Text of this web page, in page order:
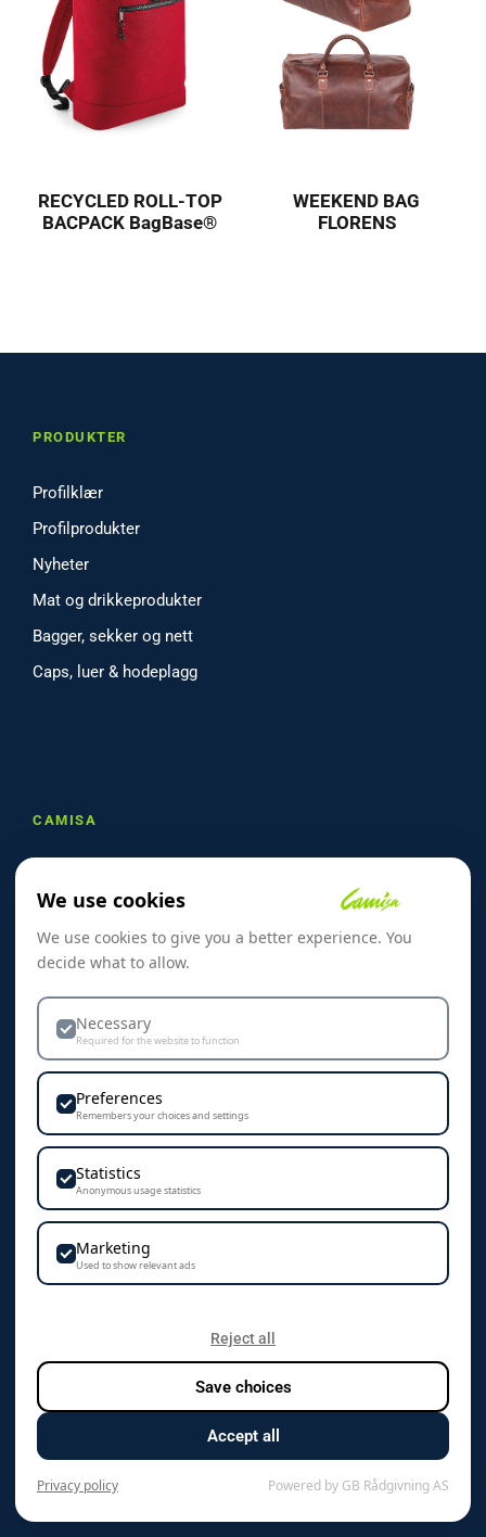
RECYCLED ROLL-TOP
BACPACK BagBase®
WEEKEND BAG
FLORENS
PRODUKTER
Profilklær
Profilprodukter
Nyheter
Mat og drikkeprodukter
Bagger, sekker og nett
Caps, luer & hodeplagg
CAMISA
Referanser
Skreddersøm
Dekorasjon & Teknikker
Personvern & Cookies
KONTAKT
Camisa AS
Vestre Rosten 102
7075 Tiller
kontakt@camisa.no
Org.nr. 976 125 819 mva
We use cookies
We use cookies to give you a better experience. You
decide what to allow.
Necessary
Required for the website to function
Preferences
Remembers your choices and settings
Statistics
Anonymous usage statistics
Marketing
Used to show relevant ads
Reject all
Save choices
Accept all
Privacy policy Powered by GB Rådgivning AS